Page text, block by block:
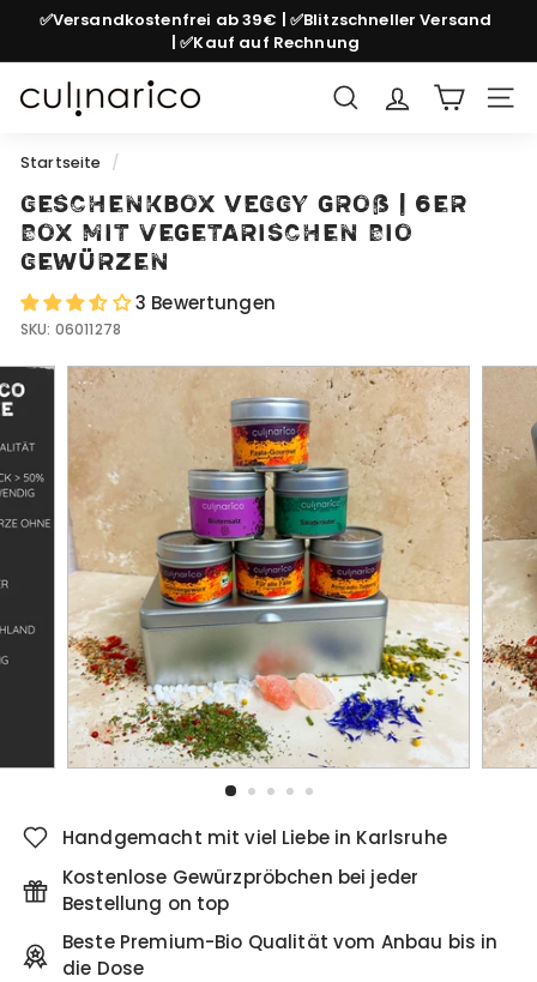
Direkt
Inhalt
Pause
✅Versandkostenfrei ab 39€ | ✅Blitzschneller Versand
| ✅Kauf auf Rechnung
c
l
i
n
a
r
i
c
o
Suche
Startseite /
Geschenkbox VEGGY groß | 6er
Box mit vegetarischen Bio
Gewürzen
3 Bewertungen
SKU: 06011278
Handgemacht mit viel Liebe in Karlsruhe
Kostenlose Gewürzpröbchen bei jeder
Bestellung on top
Beste Premium-Bio Qualität vom Anbau bis in
die Dose